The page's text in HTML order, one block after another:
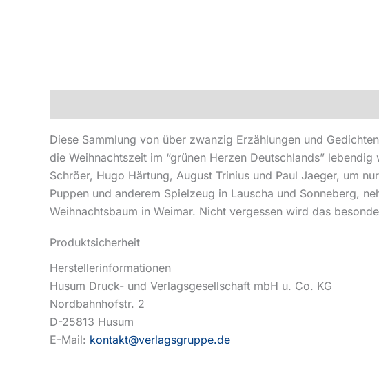
Diese Sammlung von über zwanzig Erzählungen und
die Weihnachtszeit im “grünen Herzen Deutschlands”
Schröer, Hugo Härtung, August Trinius und Paul Jaeger, um
Puppen und anderem Spielzeug in Lauscha und Sonneberg,
Weihnachtsbaum in Weimar. Nicht vergessen wird das
Produktsicherheit
Herstellerinformationen
Husum Druck- und Verlagsgesellschaft mbH u. Co. KG
Nordbahnhofstr. 2
D-25813 Husum
E-Mail: kontakt@verlagsgruppe.de